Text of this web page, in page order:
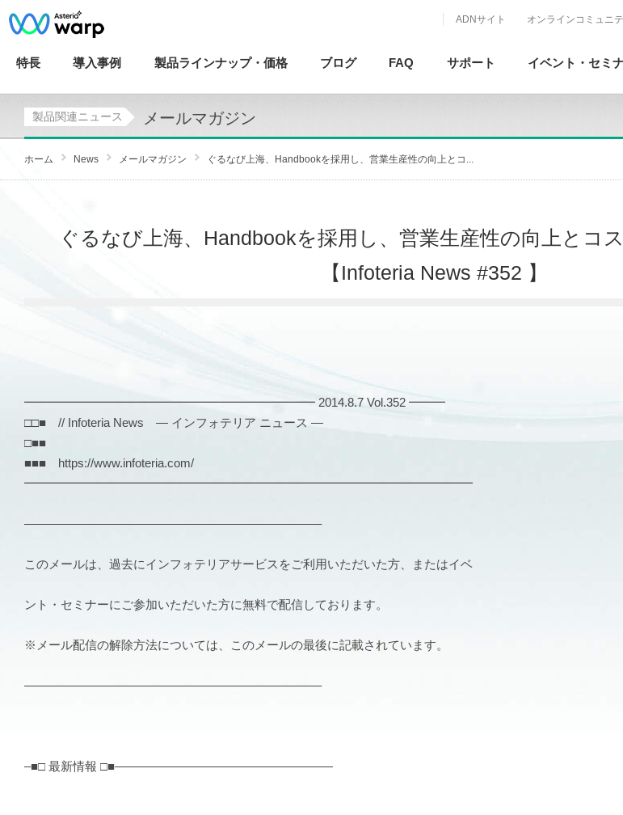
ADNサイト オンラインコミュニ
特長 導入事例 製品ラインナップ・ 価格 ブログ FAQ サポート イベント・ セミ
製品関連ニュース メールマガジン
ホーム News メールマガジン ぐるなび上海、Handbookを採用し、営業生産性の向上とコ...
ぐるなび上海、Handbookを採用し、営業生産性の向上とコ
【Infoteria News #352 】
━━━━━━━━━━━━━━━━━━━━━━━━ 2014.8.7 Vol.352 ━━━
□□■ // Infoteria News — インフォテリア ニュース —
□■■
■■■ https://www.infoteria.com/
━━━━━━━━━━━━━━━━━━━━━━━━━━━━━━━━━━━━━
————————————————————————–
このメールは、過去にインフォテリアサービスをご利用いただいた方、またはイベ
ント・セミナーにご参加いただいた方に無料で配信しております。
※メール配信の解除方法については、このメールの最後に記載されています。
————————————————————————–
–■□ 最新情報 □■——————————————————